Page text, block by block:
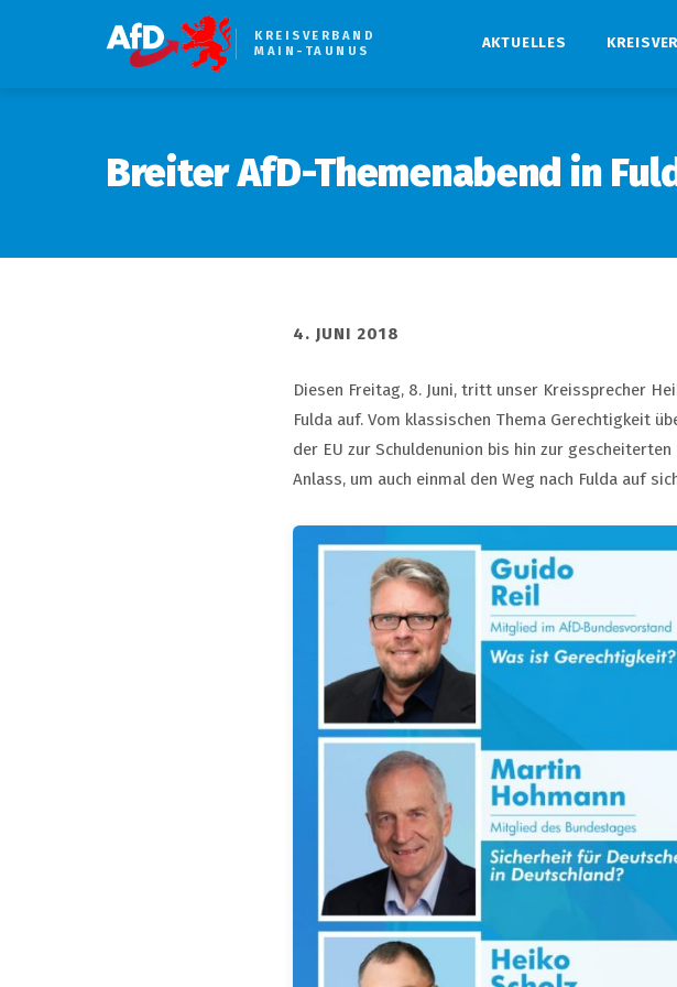
KREISVERBAND
MAIN-TAUNUS
AKTUELLES
Breiter AfD-Themenabend in
4. JUNI 2018
Diesen Freitag, 8. Juni, tritt unser Kreissprecher
Fulda auf. Vom klassischen Thema Gerechtigkeit
der EU zur Schuldenunion bis hin zur
Anlass, um auch einmal den Weg nach Fulda auf